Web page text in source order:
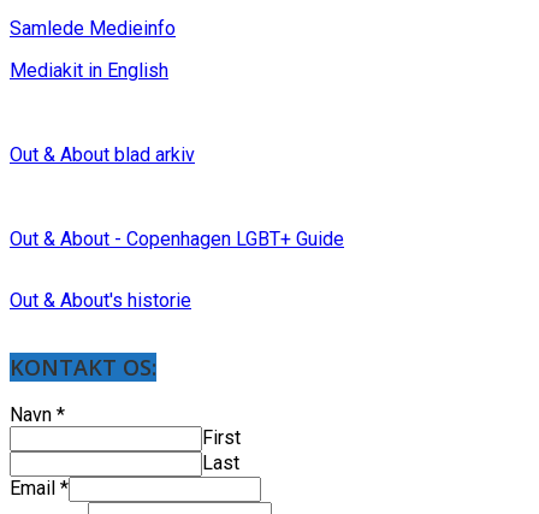
Samlede Medieinfo
Mediakit in English
Out & About blad arkiv
Out & About - Copenhagen LGBT+ Guide
Out & About's historie
KONTAKT OS:
Navn *
First
Last
Email *